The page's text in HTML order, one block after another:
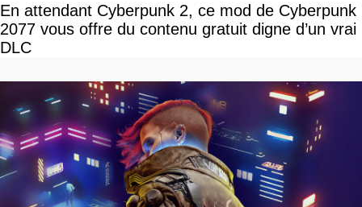
En attendant Cyberpunk 2, ce mod de Cyberpunk
2077 vous offre du contenu gratuit digne d’un vrai
DLC